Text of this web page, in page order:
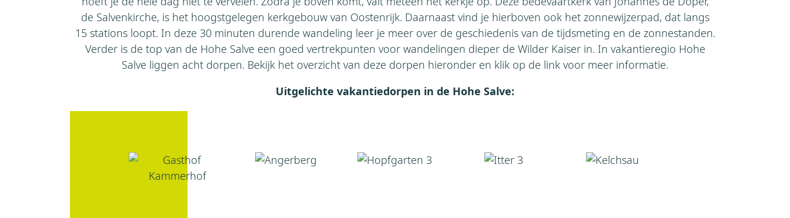
de Salvenkirche, is het hoogstgelegen kerkgebouw van Oostenrijk. Daarnaast vind je hierboven ook het zonnewijzerpad, dat langs
15 stations loopt. In deze 30 minuten durende wandeling leer je meer over de geschiedenis van de tijdsmeting en de zonnestanden.
Verder is de top van de Hohe Salve een goed vertrekpunten voor wandelingen dieper de Wilder Kaiser in. In vakantieregio Hohe
Salve liggen acht dorpen. Bekijk het overzicht van deze dorpen hieronder en klik op de link voor meer informatie.
Uitgelichte vakantiedorpen in de Hohe Salve: